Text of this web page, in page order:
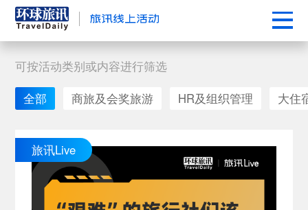
可按活动类别或内容进行筛选
全部
商旅及会奖旅游 HR及组织管理 大住
旅讯Live